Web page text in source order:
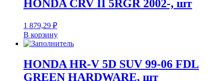
HONDA CRV II 5RGR 2002-, шт
1 879,29 ₽
В корзину
HONDA HR-V 5D SUV 99-06 FDL
GREEN HARDWARE, шт